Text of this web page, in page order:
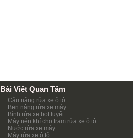
Bài Viết Quan Tâm
Cầu nâng rửa xe ô tô
Ben nâng rửa xe máy
Bình rửa xe bọt tuyết
Máy nén khí cho trạm rửa xe ô tô
Nước rửa xe máy
Máy rửa xe ô tô